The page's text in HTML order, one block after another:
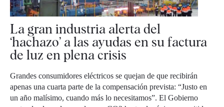
La gran industria alerta del
‘hachazo’ a las ayudas en su factura
de luz en plena crisis
Grandes consumidores eléctricos se quejan de que recibirán
apenas una cuarta parte de la compensación prevista: “Justo en
un año malísimo, cuando más lo necesitamos”. El Gobierno